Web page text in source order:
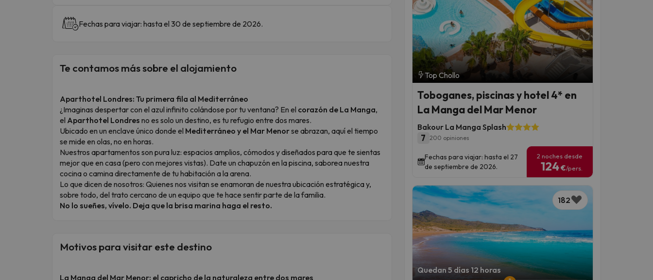
Fechas para viajar: hasta el 30 de septiembre de 2026.
Te contamos más sobre el alojamiento
Aparthotel Londres: Tu primera fila al Mediterráneo
¿Imaginas despertar con el azul infinito colándose por tu ventana? En el corazón de La Manga,
el Aparthotel Londres no es solo un destino, es tu refugio entre dos mares.
Ubicado en un enclave único donde el Mediterráneo y el Mar Menorse abrazan, aquí el tiempo
se mide en olas, no en horas.
Nuestros apartamentos son pura luz: espacios amplios, cómodos y diseñados para que te sientas
mejor que en casa (pero con mejores vistas). Date un chapuzón en la piscina, saborea nuestra
cocina o camina directamente de tu habitación a la arena.
Lo que dicen de nosotros: Quienes nos visitan se enamoran de nuestra ubicación estratégica y,
sobre todo, del trato cercano de un equipo que te hace sentir parte de la familia.
No lo sueñes, vívelo. Deja que la brisa marina haga el resto.
Motivos para visitar este destino
La Manga del Mar Menor: el capricho de la naturaleza entre dos mares
Top Chollo
Toboganes, piscinas y hotel 4* en
La Manga del Mar Menor
Bakour La Manga Splash
7 200 opiniones
Fechas para viajar: hasta el 27
de septiembre de 2026.
2 noches desde
124€/pers.
182
Quedan 5 días 12 horas